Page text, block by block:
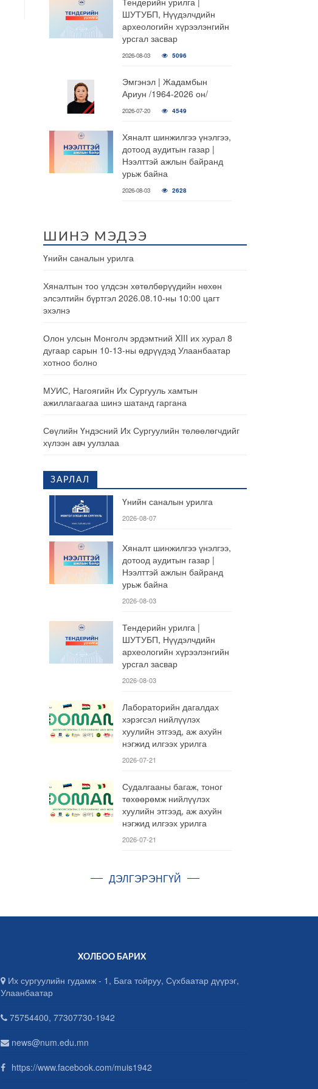
ШУТУБП, Нүүдэлчдийн
археологийн хүрээлэнгийн
урсгал засвар
2026-08-03 5096
Эмгэнэл | Жадамбын
Ариун /1964-2026 он/
2026-07-20 4549
Хяналт шинжилгээ үнэлгээ,
дотоод аудитын газар |
Нээлттэй ажлын байранд
урьж байна
2026-08-03 2628
ШИНЭ МЭДЭЭ
Үнийн саналын урилга
Хяналтын тоо үлдсэн хөтөлбөрүүдийн нөхөн
элсэлтийн бүртгэл 2026.08.10-ны 10:00 цагт
эхэлнэ
Олон улсын Монголч эрдэмтний XIII их хурал 8
дугаар сарын 10-13-ны өдрүүдэд Улаанбаатар
хотноо болно
МУИС, Нагоягийн Их Сургууль хамтын
ажиллагаагаа шинэ шатанд гаргана
Сөүлийн Үндэсний Их Сургуулийн төлөөлөгчдийг
хүлээн авч уулзлаа
ЗАРЛАЛ
Үнийн саналын урилга
2026-08-07
Хяналт шинжилгээ үнэлгээ,
дотоод аудитын газар |
Нээлттэй ажлын байранд
урьж байна
2026-08-03
Тендерийн урилга |
ШУТУБП, Нүүдэлчдийн
археологийн хүрээлэнгийн
урсгал засвар
2026-08-03
Лабораторийн дагалдах
хэрэгсэл нийлүүлэх
хуулийн этгээд, аж ахуйн
нэгжид илгээх урилга
2026-07-21
Судалгааны багаж, тоног
төхөөрөмж нийлүүлэх
хуулийн этгээд, аж ахуйн
нэгжид илгээх урилга
2026-07-21
ДЭЛГЭРЭНГҮЙ
ХОЛБОО БАРИХ
Их сургуулийн гудамж - 1, Бага тойруу, Сүхбаатар дүүрэг,
Улаанбаатар
75754400, 77307730-1942
news@num.edu.mn
https://www.facebook.com/muis1942